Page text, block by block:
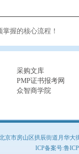
握的核心流程！
采购文库
PMP证书报考网
众智商学院
京市房山区拱辰街道月华
ICP备案号:鲁